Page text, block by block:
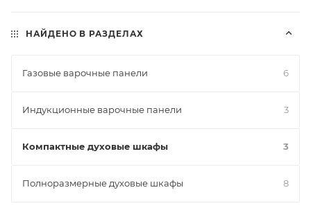
НАЙДЕНО В РАЗДЕЛАХ
Газовые варочные панели 6
Индукционные варочные панели 3
Компактные духовые шкафы 3
Полноразмерные духовые шкафы 8